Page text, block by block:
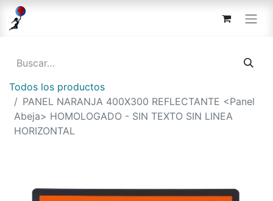
Todos los productos
PANEL NARANJA 400X300 REFLECTANTE <Panel
Abeja> HOMOLOGADO - SIN TEXTO SIN LINEA
HORIZONTAL